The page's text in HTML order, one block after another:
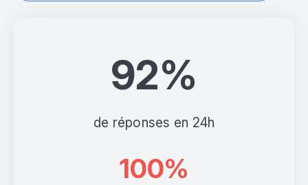
92%
de réponses en 24h
100%